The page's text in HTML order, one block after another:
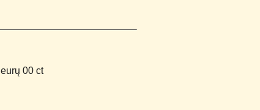
00 ct